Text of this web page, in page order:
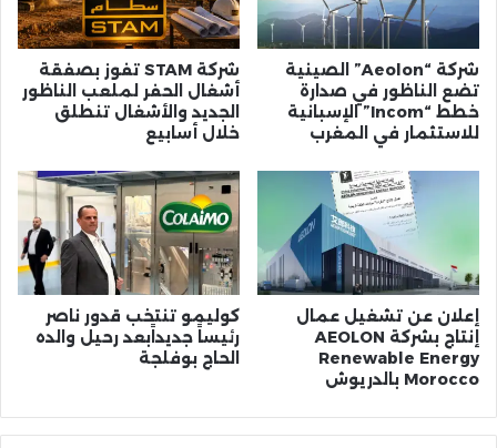
شركة “Aeolon” الصينية
تضع الناظور في صدارة
خطط “Incom” الإسبانية
للاستثمار في المغرب
شركة STAM تفوز بصفقة
أشغال الحفر لملعب الناظور
الجديد والأشغال تنطلق
خلال أسابيع
إعلان عن تشغيل عمال
إنتاج بشركة AEOLON
Renewable Energy
Morocco بالدريوش
كوليمو تنتخب قدور ناصر
رئيساً جديداًبعد رحيل والده
الحاج بوفلجة